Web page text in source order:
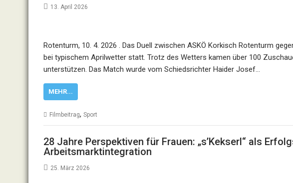
13. April 2026
Rotenturm, 10. 4. 2026 . Das Duell zwischen ASKÖ Korkisch Rotenturm
bei typischem Aprilwetter statt. Trotz des Wetters kamen über 100
unterstützen. Das Match wurde vom Schiedsrichter Haider Josef…
MEHR...
Filmbeitrag, Sport
28 Jahre Perspektiven für Frauen: „s’Kekserl“ als
Arbeitsmarktintegration
25. März 2026